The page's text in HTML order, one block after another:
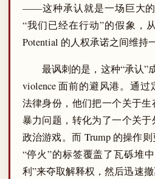
——这种承认就是一场巨大的
“我们已经在行动”的假象，
Potential 的人权承诺之间维持
最讽刺的是，这种“承认”
violence 面前的避风港。通
法律身份，他们把一个关于
暴力问题，转化为了一个关
政治游戏。而 Trump 的操作
“停火”的标签覆盖了瓦砾堆
利”来夺取解释权，然后迅速